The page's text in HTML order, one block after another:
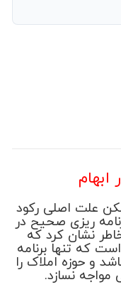
علت اصلی رکود
ریزی صحیح در
نشان کرد که
که تنها برنامه
و حوزه املاک را
نسازد.